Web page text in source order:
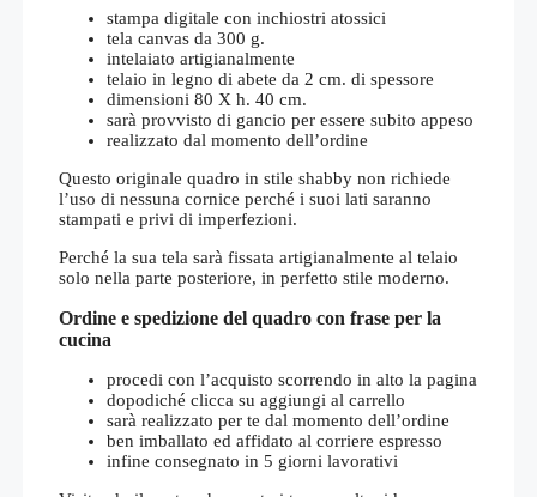
stampa digitale con inchiostri atossici
tela canvas da 300 g.
intelaiato artigianalmente
telaio in legno di abete da 2 cm. di spessore
dimensioni 80 X h. 40 cm.
sarà provvisto di gancio per essere subito appeso
realizzato dal momento dell’ordine
Questo originale quadro in stile shabby non richiede
l’uso di nessuna cornice perché i suoi lati saranno
stampati e privi di imperfezioni.
Perché la sua tela sarà fissata artigianalmente al telaio
solo nella parte posteriore, in perfetto stile moderno.
Ordine e spedizione del quadro con frase per la
cucina
procedi con l’acquisto scorrendo in alto la pagina
dopodiché clicca su aggiungi al carrello
sarà realizzato per te dal momento dell’ordine
ben imballato ed affidato al corriere espresso
infine consegnato in 5 giorni lavorativi